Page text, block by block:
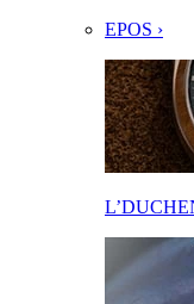
EPOS ›